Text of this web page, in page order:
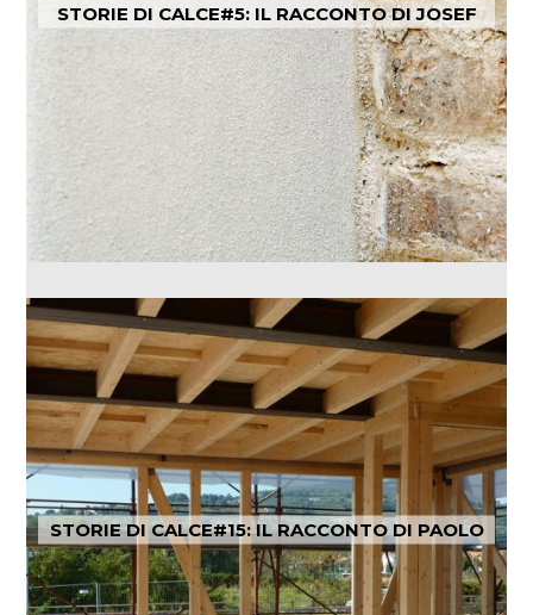
STORIE DI CALCE#5: IL RACCONTO DI JOSEF
STORIE DI CALCE#15: IL RACCONTO DI PAOLO